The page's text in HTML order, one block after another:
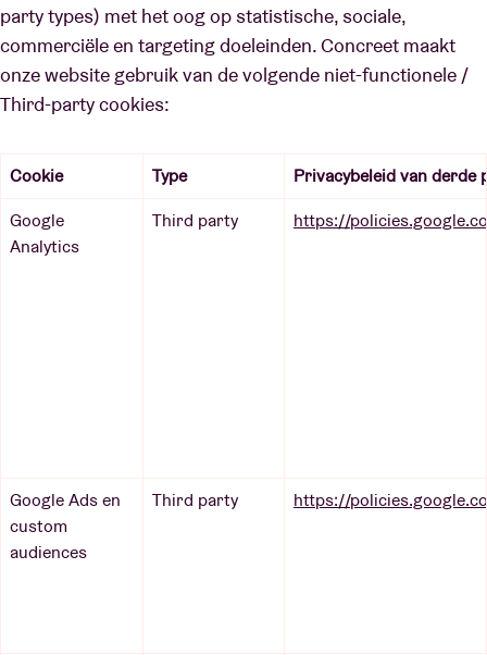
party types) met het oog op statistische, sociale,
commerciële en targeting doeleinden. Concreet maakt
onze website gebruik van de volgende niet-functionele /
Third-party cookies:
Cookie Type
Privacybeleid van derde
Google
Analytics
Third party https://
Google Ads en
custom
audiences
Third party https://